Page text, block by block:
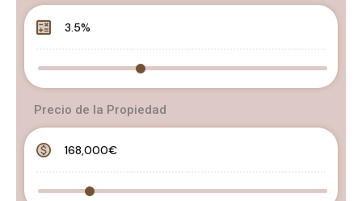
Precio de la Propiedad